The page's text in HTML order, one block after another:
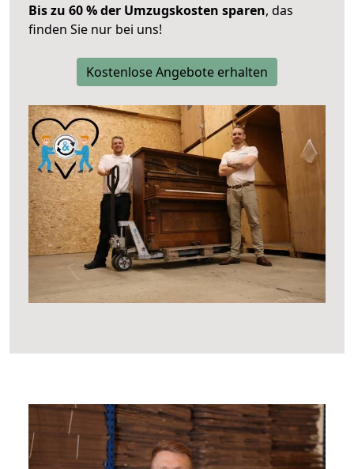
Bis zu 60 % der Umzugskosten sparen, das
finden Sie nur bei uns!
Kostenlose Angebote erhalten